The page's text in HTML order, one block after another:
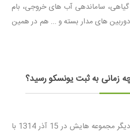
ساماندهی آب های خروجی، بام
های مدار بسته و ... هم در همین
زمانی به ثبت یونسکو رسید؟
این باغ ایرانی زیبا همراه دیگر مجموعه هایش در 15 آذر 1314 با